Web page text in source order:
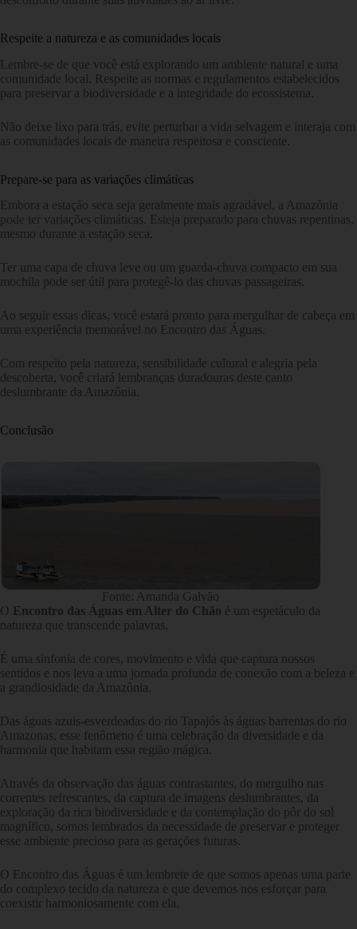
Respeite a natureza e as comunidades locais
Lembre-se de que você está explorando um ambiente natural e uma
comunidade local. Respeite as normas e regulamentos estabelecidos
para preservar a biodiversidade e a integridade do ecossistema.
Não deixe lixo para trás, evite perturbar a vida selvagem e interaja com
as comunidades locais de maneira respeitosa e consciente.
Prepare-se para as variações climáticas
Embora a estação seca seja geralmente mais agradável, a Amazônia
pode ter variações climáticas. Esteja preparado para chuvas repentinas,
mesmo durante a estação seca.
Ter uma capa de chuva leve ou um guarda-chuva compacto em sua
mochila pode ser útil para protegê-lo das chuvas passageiras.
Ao seguir essas dicas, você estará pronto para mergulhar de cabeça em
uma experiência memorável no Encontro das Águas.
Com respeito pela natureza, sensibilidade cultural e alegria pela
descoberta, você criará lembranças duradouras deste canto
deslumbrante da Amazônia.
Conclusão
Fonte: Amanda Galvão
O Encontro das Águas em Alter do Chão é um espetáculo da
natureza que transcende palavras.
É uma sinfonia de cores, movimento e vida que captura nossos
sentidos e nos leva a uma jornada profunda de conexão com a beleza e
a grandiosidade da Amazônia.
Das águas azuis-esverdeadas do rio Tapajós às águas barrentas do rio
Amazonas, esse fenômeno é uma celebração da diversidade e da
harmonia que habitam essa região mágica.
Através da observação das águas contrastantes, do mergulho nas
correntes refrescantes, da captura de imagens deslumbrantes, da
exploração da rica biodiversidade e da contemplação do pôr do sol
magnífico, somos lembrados da necessidade de preservar e proteger
esse ambiente precioso para as gerações futuras.
O Encontro das Águas é um lembrete de que somos apenas uma parte
do complexo tecido da natureza e que devemos nos esforçar para
coexistir harmoniosamente com ela.